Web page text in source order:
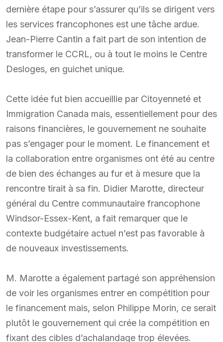
dernière étape pour s’assurer qu’ils se dirigent vers
les services francophones est une tâche ardue.
Jean-Pierre Cantin a fait part de son intention de
transformer le CCRL, ou à tout le moins le Centre
Desloges, en guichet unique.
Cette idée fut bien accueillie par Citoyenneté et
Immigration Canada mais, essentiellement pour des
raisons financières, le gouvernement ne souhaite
pas s’engager pour le moment. Le financement et
la collaboration entre organismes ont été au centre
de bien des échanges au fur et à mesure que la
rencontre tirait à sa fin. Didier Marotte, directeur
général du Centre communautaire francophone
Windsor-Essex-Kent, a fait remarquer que le
contexte budgétaire actuel n’est pas favorable à
de nouveaux investissements.
M. Marotte a également partagé son appréhension
de voir les organismes entrer en compétition pour
le financement mais, selon Philippe Morin, ce serait
plutôt le gouvernement qui crée la compétition en
fixant des cibles d’achalandage trop élevées.